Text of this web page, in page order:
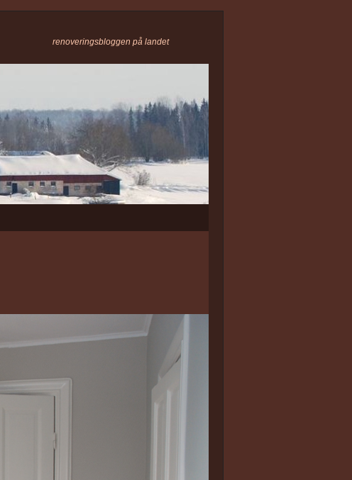
renoveringsbloggen på landet